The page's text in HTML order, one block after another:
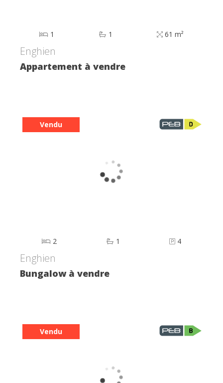
1 1 61 m²
Enghien
Appartement à vendre
Vendu
2 1 4
Enghien
Bungalow à vendre
Vendu